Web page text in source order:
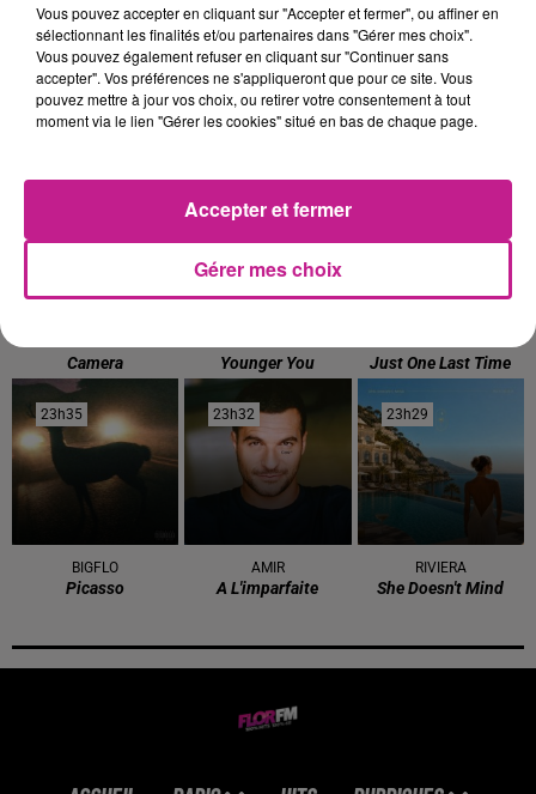
MUSE
Nightshift Superstar
JENNIFER LOPEZ FEAT.
PITBULL
TIBZ
Take Me Away
Camera Younger You Just One Last Time
23h35
23h35
BIGFLO
Picasso
23h32
23h32
AMIR
A L'imparfaite
23h29
23h29
RIVIERA
She Doesn't Mind
Vous pouvez accepter en cliquant sur "Accepter et fermer", ou affiner en
sélectionnant les finalités et/ou partenaires dans "Gérer mes choix".
Vous pouvez également refuser en cliquant sur "Continuer sans
accepter". Vos préférences ne s'appliqueront que pour ce site. Vous
pouvez mettre à jour vos choix, ou retirer votre consentement à tout
moment via le lien "Gérer les cookies" situé en bas de chaque page.
Gérer mes choix
Accepter et fermer